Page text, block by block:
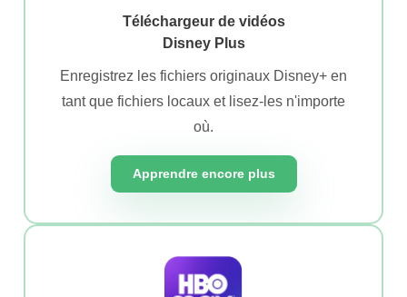
Téléchargeur de vidéos
Disney Plus
Enregistrez les fichiers originaux Disney+ en
tant que fichiers locaux et lisez-les n'importe
où.
Apprendre encore plus